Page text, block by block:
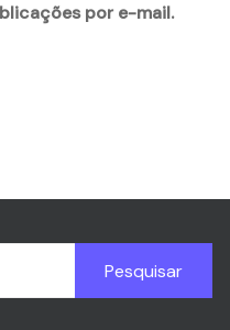
por e-mail.